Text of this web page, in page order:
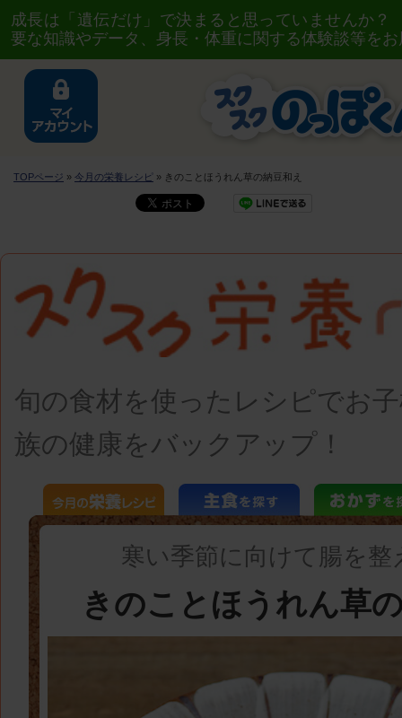
成長は「遺伝だけ」で決まると思っていませんか
要な知識やデータ、身長・体重に関する体験談等を
TOPページ » 今月の栄養レシピ » きのことほうれん草の納豆和え
旬の食材を使ったレシピでお
族の健康をバックアップ！
寒い季節に向けて腸を整
きのことほうれん草